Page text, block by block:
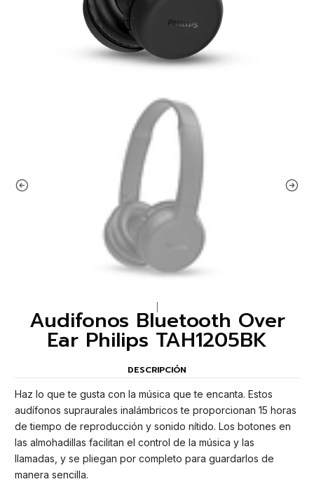
Audifonos Bluetooth Over
Ear Philips TAH1205BK
DESCRIPCIÓN
Haz lo que te gusta con la música que te encanta. Estos
audífonos supraurales inalámbricos te proporcionan 15 horas
de tiempo de reproducción y sonido nítido. Los botones en
las almohadillas facilitan el control de la música y las
llamadas, y se pliegan por completo para guardarlos de
manera sencilla.